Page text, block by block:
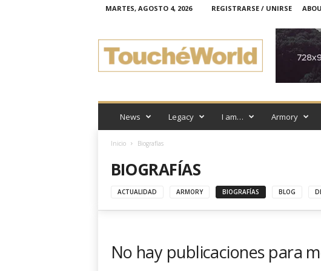
MARTES, AGOSTO 4, 2026 REGISTRARSE / UNIRSE
o
W
r
News Legacy I am… Armory
Inicio Biografías
BIOGRAFÍAS
ACTUALIDAD ARMORY BIOGRAFÍAS BLOG
No hay publicaciones para